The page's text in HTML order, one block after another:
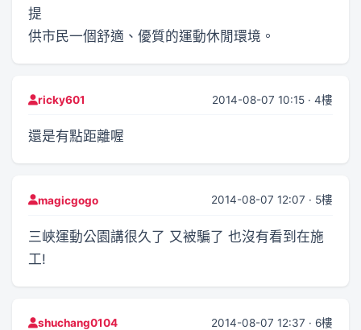
提
供市民一個舒適、優質的運動休閒環境。
ricky601 2014-08-07 10:15 · 4樓
還是有點距離喔
magicgogo 2014-08-07 12:07 · 5樓
三峽運動公園講很久了 又被騙了 也沒有看到在施
工!
shuchang0104 2014-08-07 12:37 · 6樓